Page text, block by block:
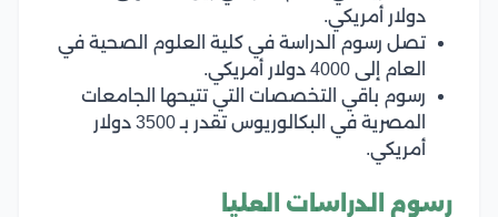
دولار أمريكي.
تصل رسوم الدراسة في كلية العلوم الصحية في
العام إلى 4000 دولار أمريكي.
رسوم باقي التخصصات التي تتيحها الجامعات
المصرية في البكالوريوس تقدر بـ 3500 دولار
أمريكي.
رسوم الدراسات العليا